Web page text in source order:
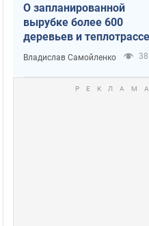
О запланированной
вырубке более 600
деревьев и
что происходит на
Теремках в Киеве
Владислав Самойленко